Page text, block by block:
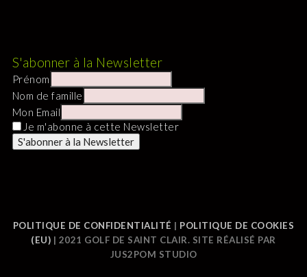
S'abonner à la Newsletter
Prénom
Nom de famille
Mon Email
Je m'abonne à cette Newsletter
POLITIQUE DE CONFIDENTIALITÉ | POLITIQUE DE COOKIES
(EU) | 2021 GOLF DE SAINT CLAIR. SITE RÉALISÉ PAR
JUS2POM STUDIO